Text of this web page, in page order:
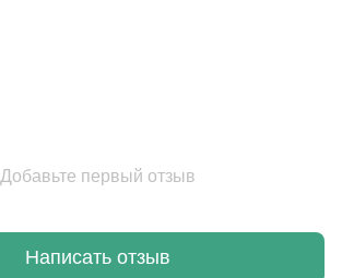
Добавьте первый отзыв
Написать отзыв